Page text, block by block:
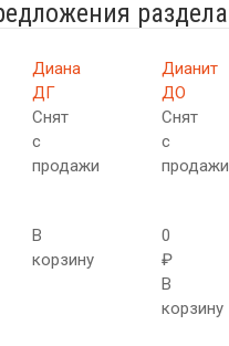
раздела
Диана
ДГ
Снят
с
продажи
В
корзину
Дианит
ДО
Снят
с
продажи
0
₽
В
корзину